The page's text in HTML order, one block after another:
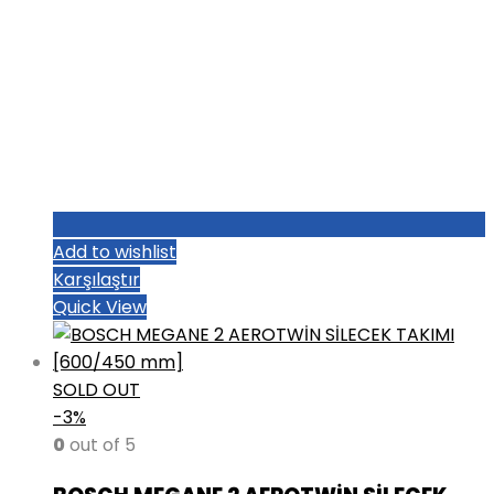
Add to wishlist
Karşılaştır
Quick View
SOLD OUT
-3%
0 out of 5